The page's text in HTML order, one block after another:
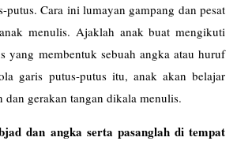
putus. Cara ini lumayan gampang dan pesat
menulis. Ajaklah anak buat mengikuti
yang membentuk sebuah angka atau huruf
garis putus-putus itu, anak akan belajar
dan gerakan tangan dikala menulis.
dan angka serta pasanglah di tempat